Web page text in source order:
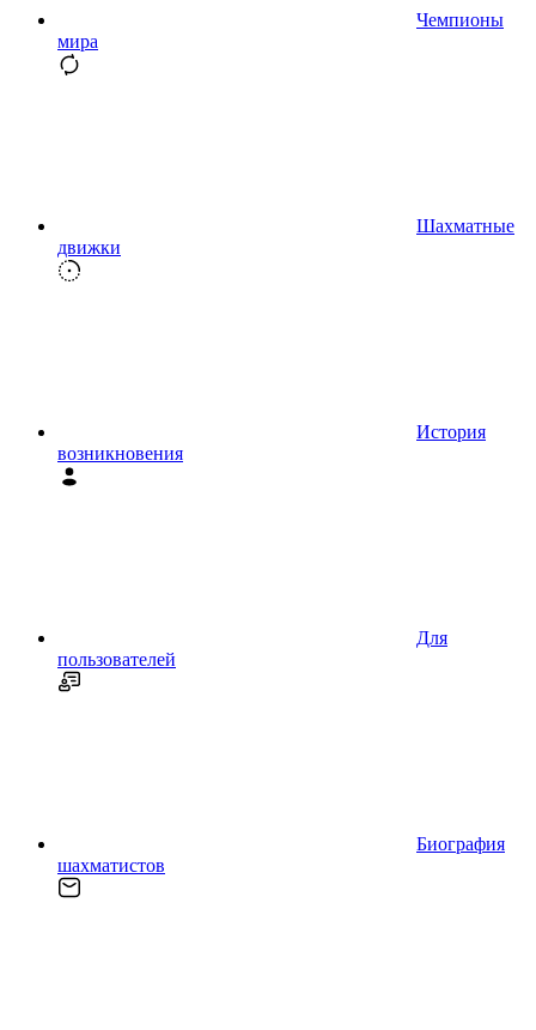
Чемпионы
мира
Шахматные
движки
История
возникновения
Для
пользователей
Биография
шахматистов